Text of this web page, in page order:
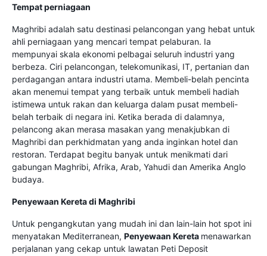
Tempat perniagaan
Maghribi adalah satu destinasi pelancongan yang hebat untuk
ahli perniagaan yang mencari tempat pelaburan. Ia
mempunyai skala ekonomi pelbagai seluruh industri yang
berbeza. Ciri pelancongan, telekomunikasi, IT, pertanian dan
perdagangan antara industri utama. Membeli-belah pencinta
akan menemui tempat yang terbaik untuk membeli hadiah
istimewa untuk rakan dan keluarga dalam pusat membeli-
belah terbaik di negara ini. Ketika berada di dalamnya,
pelancong akan merasa masakan yang menakjubkan di
Maghribi dan perkhidmatan yang anda inginkan hotel dan
restoran. Terdapat begitu banyak untuk menikmati dari
gabungan Maghribi, Afrika, Arab, Yahudi dan Amerika Anglo
budaya.
Penyewaan Kereta di Maghribi
Untuk pengangkutan yang mudah ini dan lain-lain hot spot ini
menyatakan Mediterranean, Penyewaan Kereta menawarkan
perjalanan yang cekap untuk lawatan Peti Deposit